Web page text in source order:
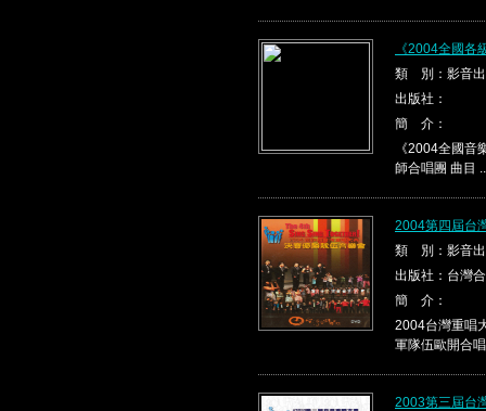
《2004全國各
類 別：影音
出版社：
簡 介：
《2004全國
師合唱團 曲目
2004第四屆台
類 別：影音
出版社：台灣
簡 介：
2004台灣重唱
軍隊伍歐開合
2003第三屆台